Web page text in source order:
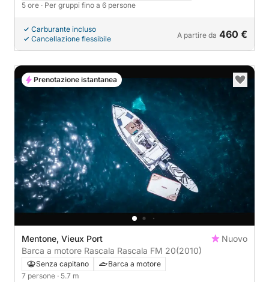
5 ore · Per gruppi fino a 6 persone
Carburante incluso
Cancellazione flessibile
A partire da 460 €
Mentone, Vieux Port
Nuovo
Barca a motore Rascala Rascala FM 20(2010)
Senza capitano
Barca a motore
7 persone · 5.7 m
Prenotazione istantanea